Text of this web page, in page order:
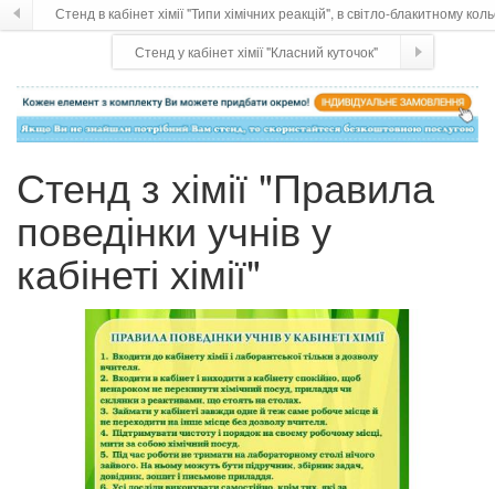
Стенд в кабінет хімії "Типи хімічних реакцій", в світло-блакитному
Стенд у кабінет хімії "Класний куточок"
Стенд з хімії "Правила
поведінки учнів у
кабінеті хімії"